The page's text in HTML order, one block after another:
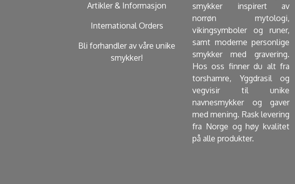
Artikler & Informasjon
International Orders
Bli forhandler av våre unike
smykker!
smykker inspirert av
norrøn mytologi,
vikingsymboler og runer,
samt moderne personlige
smykker med gravering.
Hos oss finner du alt fra
torshamre, Yggdrasil og
vegvisir til unike
navnesmykker og gaver
med mening. Rask levering
fra Norge og høy kvalitet
på alle produkter.